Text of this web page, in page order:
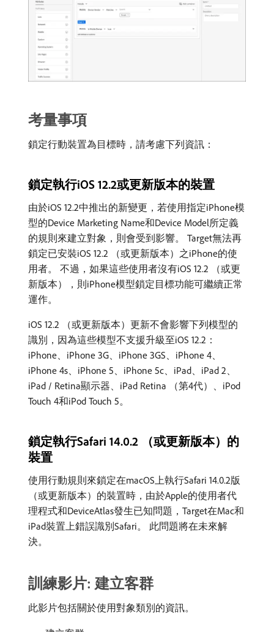
考量事項
鎖定行動裝置為目標時，請考慮下列資訊：
鎖定執行iOS 12.2或更新版本的裝置
由於iOS 12.2中推出的新變更，若使用指定iPhone模
型的Device Marketing Name和Device Model所定義
的規則來建立對象，則會受到影響。 Target無法再
鎖定已安裝iOS 12.2 （或更新版本）之iPhone的使
用者。 不過，如果這些使用者沒有iOS 12.2 （或更
新版本），則iPhone模型鎖定目標功能可繼續正常
運作。
iOS 12.2 （或更新版本）更新不會影響下列模型的
識別，因為這些模型不支援升級至iOS 12.2：
iPhone、iPhone 3G、iPhone 3GS、iPhone 4、
iPhone 4s、iPhone 5、iPhone 5c、iPad、iPad 2、
iPad / Retina顯示器、iPad Retina （第4代）、iPod
Touch 4和iPod Touch 5。
鎖定執行Safari 14.0.2 （或更新版本）的
裝置
使用行動規則來鎖定在macOS上執行Safari 14.0.2版
（或更新版本）的裝置時，由於Apple的使用者代
理程式和DeviceAtlas發生已知問題，Target在Mac和
iPad裝置上錯誤識別Safari。 此問題將在未來解
決。
訓練影片: 建立客群
此影片包括關於使用對象類別的資訊。